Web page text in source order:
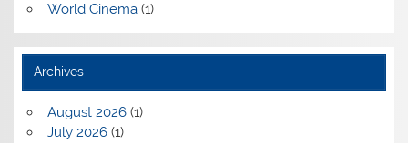
World Cinema(1)
Archives
August 2026(1)
July 2026(1)